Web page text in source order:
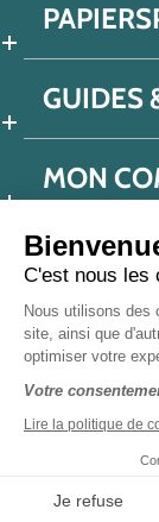
C'est nous les
Nous utilisons des
site, ainsi que
optimiser votre
Votre
Lire la politique de
Je refuse
GUIDES
MON
Politique